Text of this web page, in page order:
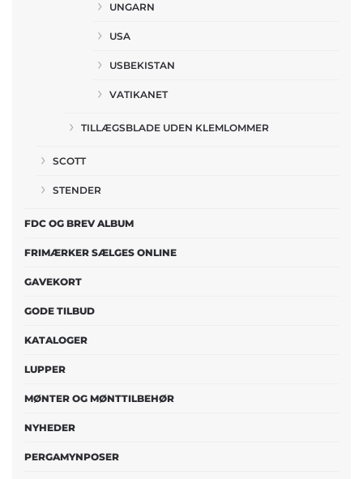
UNGARN
USA
USBEKISTAN
VATIKANET
TILLÆGSBLADE UDEN KLEMLOMMER
SCOTT
STENDER
FDC OG BREV ALBUM
FRIMÆRKER SÆLGES ONLINE
GAVEKORT
GODE TILBUD
KATALOGER
LUPPER
MØNTER OG MØNTTILBEHØR
NYHEDER
PERGAMYNPOSER